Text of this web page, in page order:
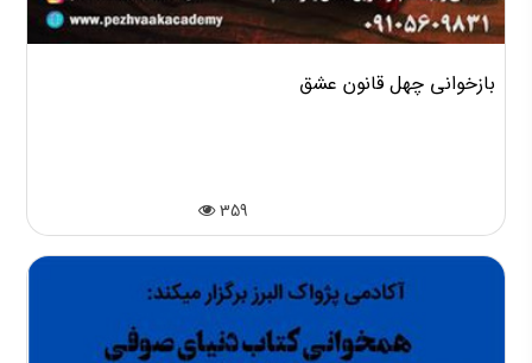
بازخوانی چهل قانون عشق
359